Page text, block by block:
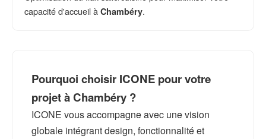
capacité d'accueil à Chambéry.
Pourquoi choisir ICONE pour votre
projet à Chambéry ?
ICONE vous accompagne avec une vision
globale intégrant design, fonctionnalité et